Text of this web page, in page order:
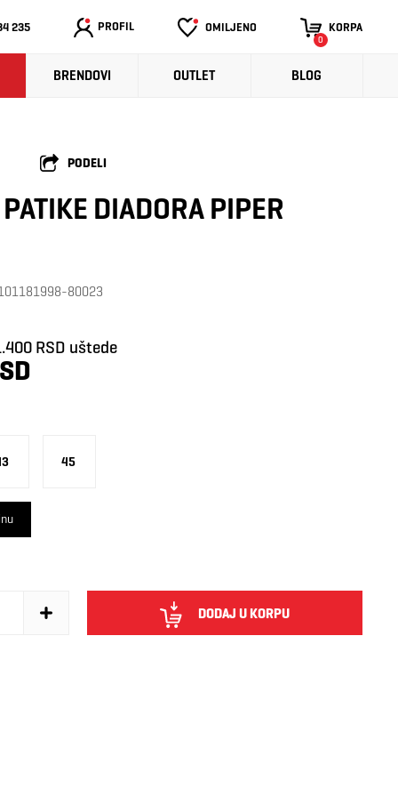
235 PROFIL OMILJENO KORPA
0
BRENDOVI OUTLET BLOG
PODELI
DIADORA PIPER
80023
RSD uštede
45
DODAJ U KORPU